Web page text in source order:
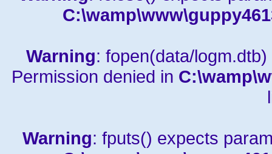
Warning: fopen(data/logm.dtb)
Permission denied in
Warning: fputs() expects